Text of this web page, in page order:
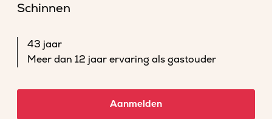
Schinnen
43 jaar
Meer dan 12 jaar ervaring als gastouder
Aanmelden